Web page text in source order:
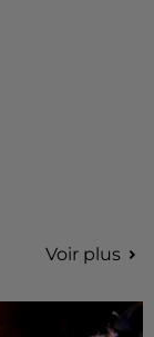
Voir plus